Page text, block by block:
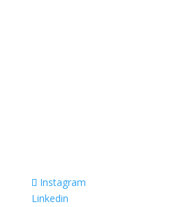
Instagram
Linkedin